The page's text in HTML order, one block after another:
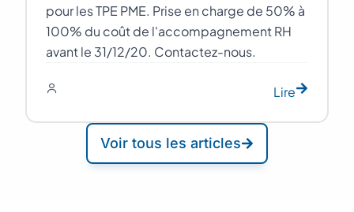
pour les TPE PME. Prise en charge de 50% à
100% du coût de l'accompagnement RH
avant le 31/12/20. Contactez-nous.
Lire
Voir tous les articles